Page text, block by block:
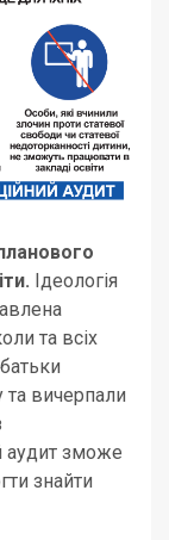
Ідеологія
та всіх
та вичерпали
аудит зможе
знайти